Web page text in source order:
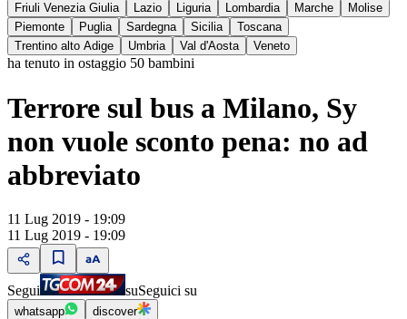
Friuli Venezia Giulia
Lazio Liguria Lombardia Marche
Molise
Piemonte
Puglia Sardegna Sicilia
Toscana
Trentino alto Adige
Umbria Val d'Aosta Veneto
ha tenuto in ostaggio 50 bambini
Terrore sul bus a Milano, Sy
non vuole sconto pena: no ad
abbreviato
11 Lug 2019 - 19:09
11 Lug 2019 - 19:09
Segui suSeguici su
whatsapp discover